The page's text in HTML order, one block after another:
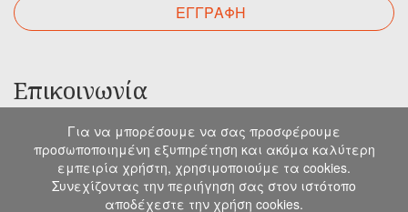
ΕΓΓΡΑΦΗ
Επικοινωνία
Για οποιαδήποτε ερώτηση σας μπορείτε να
επικοινωνήσετε μαζί μας στα παρακάτω στοιχεία.
Μιχελιδάκη 19, Ηράκλειο, 71202, Κρήτη
Για να μπορέσουμε να σας προσφέρουμε
προσωποποιημένη εξυπηρέτηση και ακόμα καλύτερη
εμπειρία χρήστη, χρησιμοποιούμε τα cookies.
Συνεχίζοντας την περιήγηση σας στον ιστότοπο
αποδέχεστε την χρήση cookies.